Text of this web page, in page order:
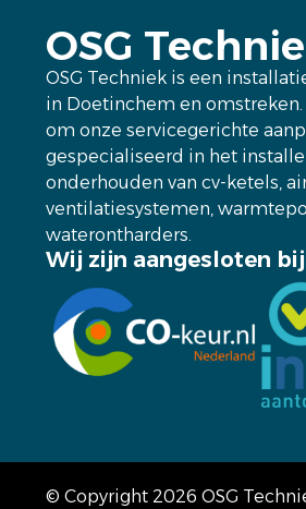
OSG
OSG Techniek is een
in Doetinchem en omstreken.
om onze servicegerichte
gespecialiseerd in het
onderhouden van cv-ketels,
ventilatiesystemen,
waterontharders.
Wij zijn aangesloten bij
© Copyright 2026 OSG